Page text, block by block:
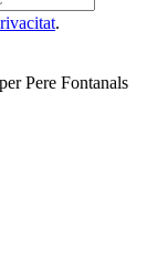
.
Pere Fontanals